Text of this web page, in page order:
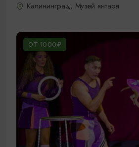
Калининград, Музей янтаря
ОТ 1000₽